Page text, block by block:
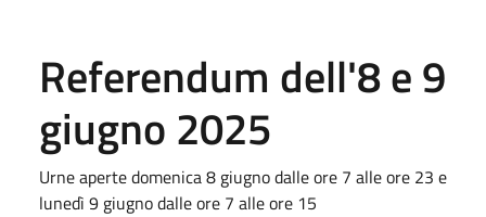
Referendum dell'8 e 9
giugno 2025
Urne aperte domenica 8 giugno dalle ore 7 alle ore 23 e
lunedì 9 giugno dalle ore 7 alle ore 15